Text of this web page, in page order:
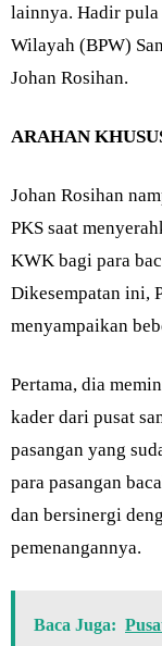
lainnya. Hadir pula
Wilayah (BPW)
Johan Rosihan.
ARAHAN
Johan Rosihan
PKS saat
KWK bagi para
Dikesempatan ini,
menyampaikan
Pertama, dia
kader dari pusat
pasangan yang
para pasangan
dan bersinergi
pemenangannya.
Baca Juga: